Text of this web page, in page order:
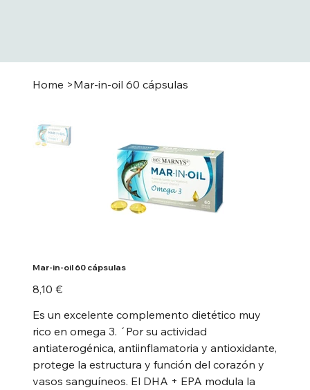
Home >Mar-in-oil 60 cápsulas
Mar-in-oil 60 cápsulas
Preu
8,10 €
Es un excelente complemento dietético muy
rico en omega 3. ´Por su actividad
antiaterogénica, antiinflamatoria y antioxidante,
protege la estructura y función del corazón y
vasos sanguíneos. El DHA + EPA modula la